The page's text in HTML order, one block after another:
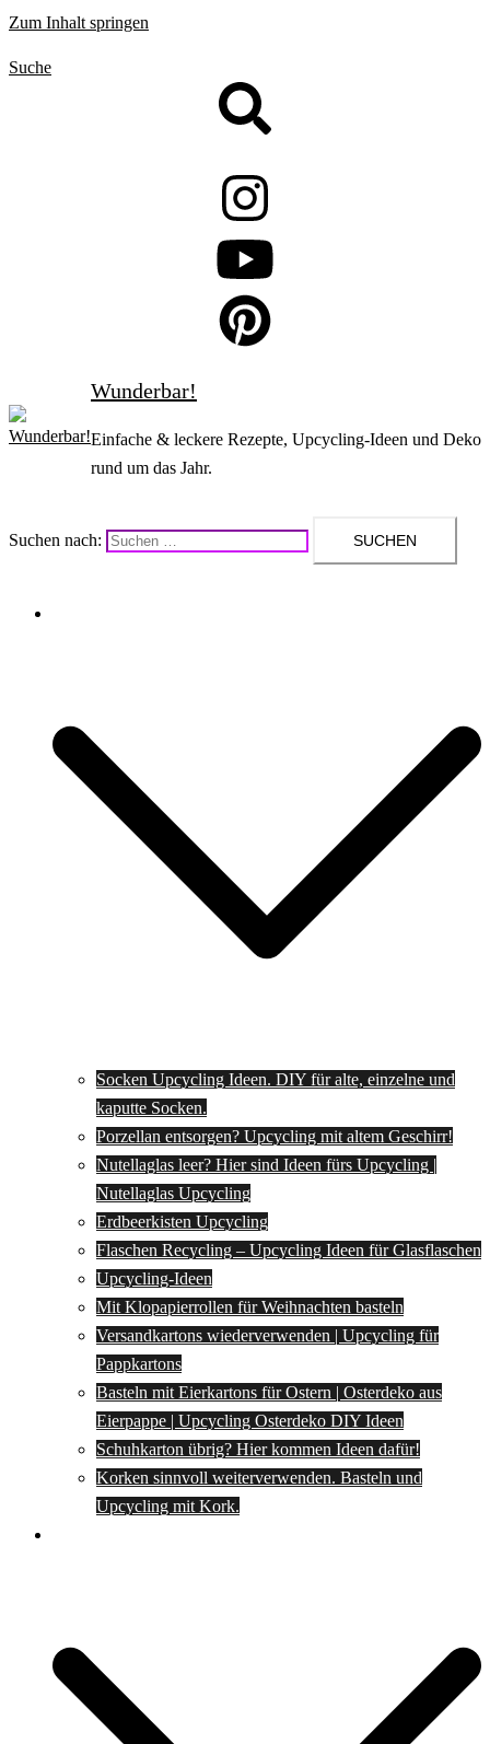
Zum Inhalt springen
Suche
Wunderbar!
Einfache & leckere Rezepte, Upcycling-Ideen und Deko
rund um das Jahr.
Suchen nach:
Socken Upcycling Ideen. DIY für alte, einzelne und
kaputte Socken.
Porzellan entsorgen? Upcycling mit altem Geschirr!
Nutellaglas leer? Hier sind Ideen fürs Upcycling |
Nutellaglas Upcycling
Erdbeerkisten Upcycling
Flaschen Recycling – Upcycling Ideen für Glasflaschen
Upcycling-Ideen
Mit Klopapierrollen für Weihnachten basteln
Versandkartons wiederverwenden | Upcycling für
Pappkartons
Basteln mit Eierkartons für Ostern | Osterdeko aus
Eierpappe | Upcycling Osterdeko DIY Ideen
Schuhkarton übrig? Hier kommen Ideen dafür!
Korken sinnvoll weiterverwenden. Basteln und
Upcycling mit Kork.